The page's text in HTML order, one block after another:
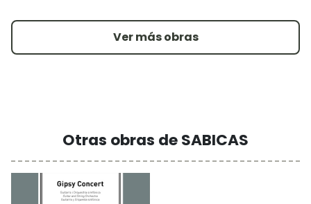
Ver más obras
Otras obras de SABICAS